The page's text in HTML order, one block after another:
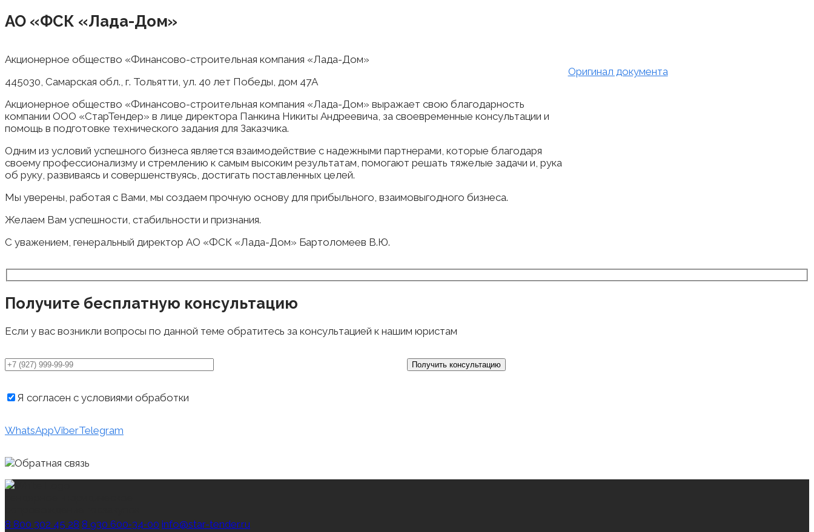
АО «ФСК «Лада-Дом»
Акционерное общество «Финансово-строительная компания «Лада-Дом»
445030, Самарская обл., г. Тольятти, ул. 40 лет Победы, дом 47А
Акционерное общество «Финансово-строительная компания «Лада-Дом» выражает свою благодарность
компании ООО «СтарТендер» в лице директора Панкина Никиты Андреевича, за своевременные консультации и
помощь в подготовке технического задания для Заказчика.
Одним из условий успешного бизнеса является взаимодействие с надежными партнерами, которые благодаря
своему профессионализму и стремлению к самым высоким результатам, помогают решать тяжелые задачи и, рука
об руку, развиваясь и совершенствуясь, достигать поставленных целей.
Мы уверены, работая с Вами, мы создаем прочную основу для прибыльного, взаимовыгодного бизнеса.
Желаем Вам успешности, стабильности и признания.
С уважением, генеральный директор АО «ФСК «Лада-Дом» Бартоломеев В.Ю.
Оригинал документа
Получите бесплатную консультацию
Если у вас возникли вопросы по данной теме обратитесь за консультацией к нашим юристам
Я согласен с условиями обработки
WhatsAppViberTelegram
8 800 302 45 28 8 930 600‑34‑00 info@star-tender.ru